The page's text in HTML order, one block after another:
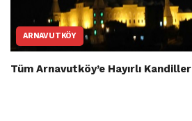
ARNAVUTKÖY
Tüm Arnavutköy’e Hayırlı Kandiller